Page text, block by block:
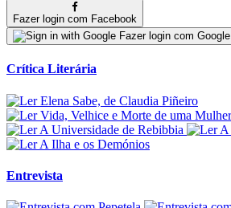
Fazer login com Facebook
Fazer login com Google
Crítica Literária
Entrevista